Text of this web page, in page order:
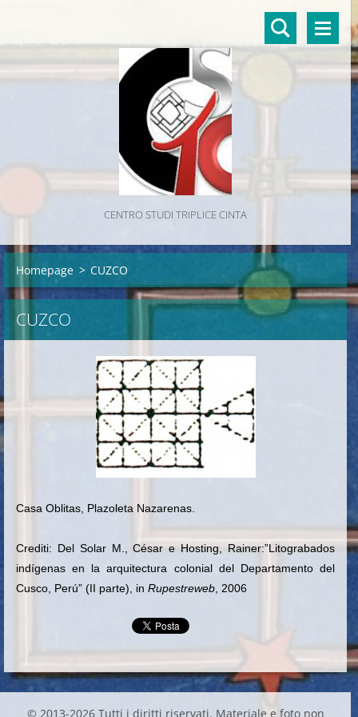
CENTRO STUDI TRIPLICE CINTA
Homepage > CUZCO
CUZCO
Casa Oblitas, Plazoleta Nazarenas
Crediti: Del Solar M., César e Hosting, Rainer:”Litograbados
indígenas en la arquitectura colonial del Departamento del
Cusco, Perú” (II parte), in Rupestreweb , 2006
© 2013-2026 Tutti i diritti riservati. Materiale e foto non